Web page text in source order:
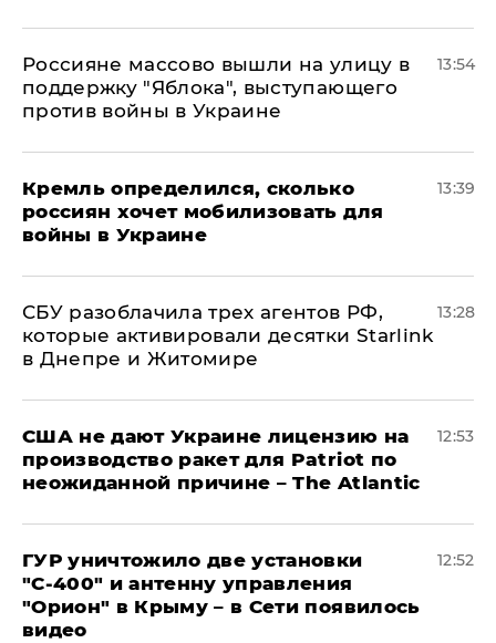
Россияне массово вышли на улицу в
поддержку "Яблока", выступающего
против войны в Украине
13:54
Кремль определился, сколько
россиян хочет мобилизовать для
войны в Украине
13:39
СБУ разоблачила трех агентов РФ,
которые активировали десятки Starlink
в Днепре и Житомире
13:28
США не дают Украине лицензию на
производство ракет для Patriot по
неожиданной причине – The Atlantic
12:53
ГУР уничтожило две установки
"С‑400" и антенну управления
"Орион" в Крыму – в Сети появилось
видео
12:52